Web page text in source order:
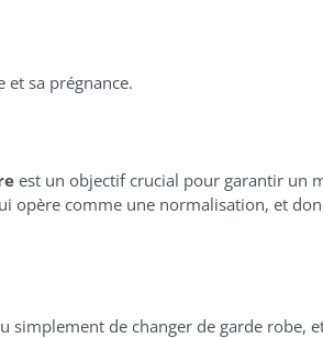
et sa prégnance.
est un objectif crucial pour garantir un
opère comme une normalisation, et
simplement de changer de garde robe,